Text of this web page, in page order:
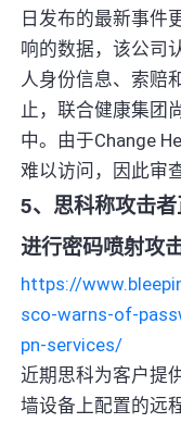
日发布的最新事件
响的数据，该公司
人身份信息、索赔
止，联合健康集团
中。由于Change
难以访问，因此审
5、思科称攻击
进行密码喷射攻
https://
sco-warns-of-
pn-services/
近期思科为客户提
墙设备上配置的远